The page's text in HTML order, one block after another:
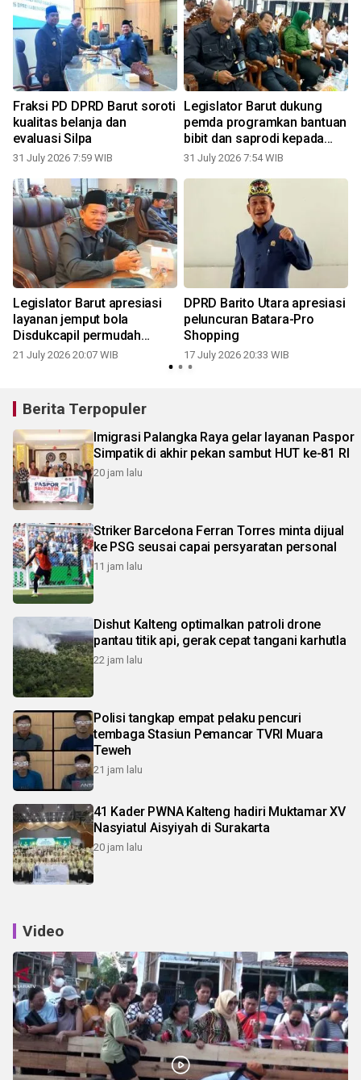
Fraksi PD DPRD Barut soroti
kualitas belanja dan
evaluasi Silpa
31 July 2026 7:59 WIB
Legislator Barut dukung
pemda programkan bantuan
bibit dan saprodi kepada
petani
31 July 2026 7:54 WIB
Legislator Barut apresiasi
layanan jemput bola
Disdukcapil permudah
dokumen kependudukan
21 July 2026 20:07 WIB
DPRD Barito Utara apresiasi
peluncuran Batara-Pro
Shopping
17 July 2026 20:33 WIB
Berita Terpopuler
Imigrasi Palangka Raya gelar layanan Paspor
Simpatik di akhir pekan sambut HUT ke-81 RI
20 jam lalu
Striker Barcelona Ferran Torres minta dijual
ke PSG seusai capai persyaratan personal
11 jam lalu
Dishut Kalteng optimalkan patroli drone
pantau titik api, gerak cepat tangani karhutla
22 jam lalu
Polisi tangkap empat pelaku pencuri
tembaga Stasiun Pemancar TVRI Muara
Teweh
21 jam lalu
41 Kader PWNA Kalteng hadiri Muktamar XV
Nasyiatul Aisyiyah di Surakarta
20 jam lalu
Video